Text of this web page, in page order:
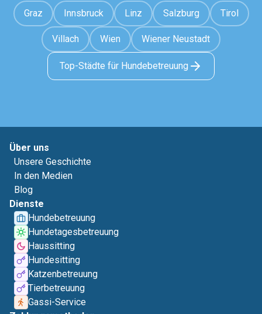
Graz Innsbruck Linz Salzburg Tirol
Villach Wien Wiener Neustadt
Top-Städte für Hundebetreuung
Über uns
Unsere Geschichte
In den Medien
Blog
Dienste
Hundebetreuung
Hundetagesbetreuung
Haussitting
Hundesitting
Katzenbetreuung
Tierbetreuung
Gassi-Service